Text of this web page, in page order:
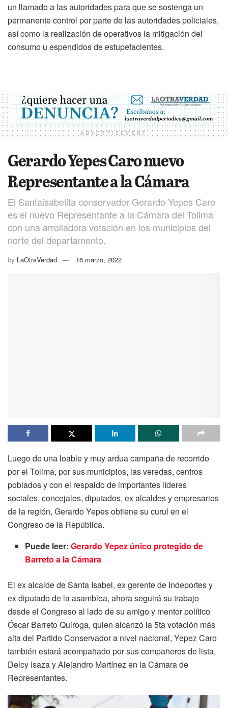
un llamado a las autoridades para que se sostenga un
permanente control por parte de las autoridades policiales,
así como la realización de operativos la mitigación del
consumo u espendidos de estupefacientes.
ADVERTISEMENT
Gerardo Yepes Caro nuevo
Representante a la Cámara
El Santaisabelita conservador Gerardo Yepes Caro
es el nuevo Representante a la Cámara del Tolima
con una arrolladora votación en los municipios del
norte del departamento.
by LaOtraVerdad 16 marzo, 2022
Luego de una loable y muy ardua campaña de recorrido
por el Tolima, por sus municipios, las veredas, centros
poblados y con el respaldo de importantes líderes
sociales, concejales, diputados, ex alcaldes y empresarios
de la región, Gerardo Yepes obtiene su curul en el
Congreso de la República.
Puede leer:Gerardo Yepez único protegido de
Barreto a la Cámara
El ex alcalde de Santa Isabel, ex gerente de Indeportes y
ex diputado de la asamblea, ahora seguirá su trabajo
desde el Congreso al lado de su amigo y mentor político
Óscar Barreto Quiroga, quien alcanzó la 5ta votación más
alta del Partido Conservador a nivel nacional, Yepez Caro
también estará acompañado por sus compañeros de lista,
Delcy Isaza y Alejandro Martínez en la Cámara de
Representantes.